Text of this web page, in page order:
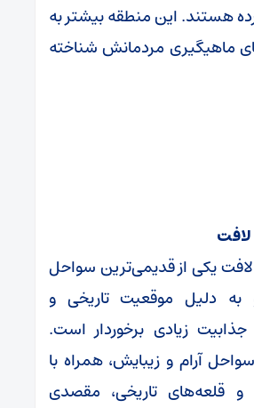
هستند. این منطقه بیشتر به
ماهیگیری مردمانش شناخته
یکی از قدیمی‌ترین سواحل
دلیل موقعیت تاریخی و
زیادی برخوردار است.
آرام و زیبایش، همراه با
قلعه‌های تاریخی، مقصدی